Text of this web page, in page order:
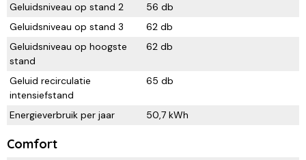
Geluidsniveau op stand 2
56 db
Geluidsniveau op stand 3
62 db
Geluidsniveau op hoogste
stand
62 db
Geluid recirculatie
intensiefstand
65 db
Energieverbruik per jaar 50,7 kWh
Comfort